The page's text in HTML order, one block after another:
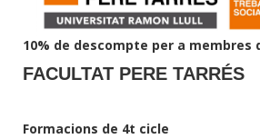
10% de descompte per a membres
FACULTAT PERE TARRÉS
Formacions de 4t cicle